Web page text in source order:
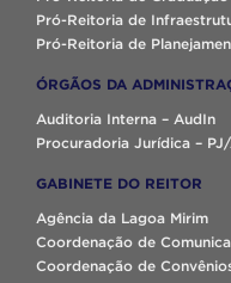
Pró-Reitoria de
Pró-Reitoria de
ÓRGÃOS DA
Auditoria Interna – AudIn
Procuradoria Jurídica – PJ/
GABINETE DO REITOR
Agência da Lagoa Mirim
Coordenação de
Coordenação de